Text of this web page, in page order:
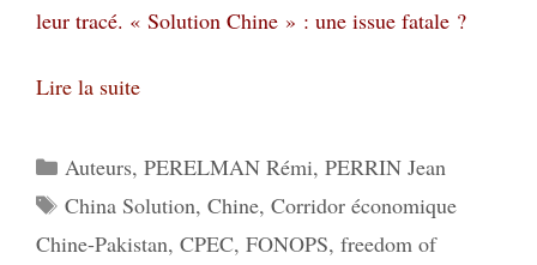
leur tracé. « Solution Chine » : une issue fatale ?
Lire la suite
Catégories
Auteurs, PERELMAN Rémi, PERRIN Jean
Étiquettes
China Solution, Chine, Corridor économique
Chine-Pakistan, CPEC, FONOPS, freedom of